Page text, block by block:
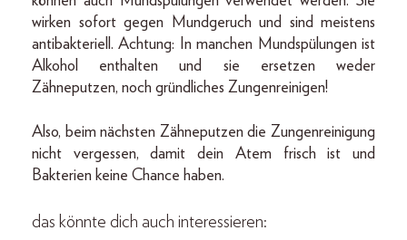
wirken sofort gegen Mundgeruch und sind meistens
antibakteriell. Achtung: In manchen Mundspülungen ist
Alkohol enthalten und sie ersetzen weder
Zähneputzen, noch gründliches Zungenreinigen!
Also, beim nächsten Zähneputzen die Zungenreinigung
nicht vergessen, damit dein Atem frisch ist und
Bakterien keine Chance haben.
das könnte dich auch interessieren: